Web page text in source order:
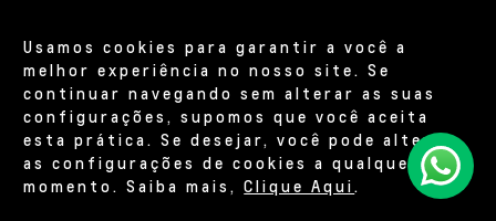
Usamos cookies para garantir a você a
melhor experiência no nosso site. Se
continuar navegando sem alterar as suas
configurações, supomos que você aceita
esta prática. Se desejar, você pode alterar
as configurações de cookies a qualquer
momento. Saiba mais,Clique Aqui.